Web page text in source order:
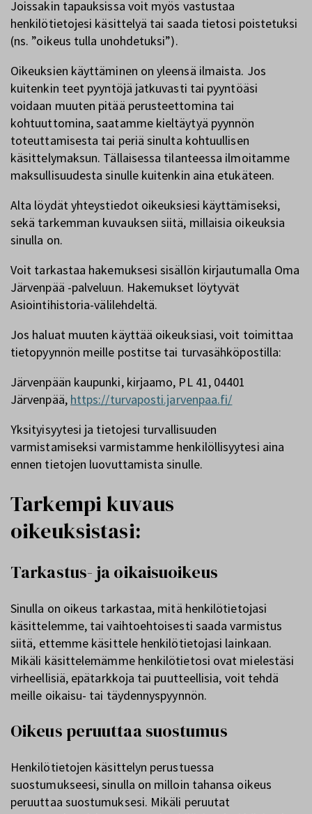
Joissakin tapauksissa voit myös vastustaa
henkilötietojesi käsittelyä tai saada tietosi poistetuksi
(ns. ”oikeus tulla unohdetuksi”).
Oikeuksien käyttäminen on yleensä ilmaista. Jos
kuitenkin teet pyyntöjä jatkuvasti tai pyyntöäsi
voidaan muuten pitää perusteettomina tai
kohtuuttomina, saatamme kieltäytyä pyynnön
toteuttamisesta tai periä sinulta kohtuullisen
käsittelymaksun. Tällaisessa tilanteessa ilmoitamme
maksullisuudesta sinulle kuitenkin aina etukäteen.
Alta löydät yhteystiedot oikeuksiesi käyttämiseksi,
sekä tarkemman kuvauksen siitä, millaisia oikeuksia
sinulla on.
Voit tarkastaa hakemuksesi sisällön kirjautumalla Oma
Järvenpää -palveluun. Hakemukset löytyvät
Asiointihistoria-välilehdeltä.
Jos haluat muuten käyttää oikeuksiasi, voit toimittaa
tietopyynnön meille postitse tai turvasähköpostilla:
Järvenpään kaupunki, kirjaamo, PL 41, 04401
Järvenpää, https://turvaposti.jarvenpaa.fi/
Yksityisyytesi ja tietojesi turvallisuuden
varmistamiseksi varmistamme henkilöllisyytesi aina
ennen tietojen luovuttamista sinulle.
Tarkempi kuvaus
oikeuksistasi:
Tarkastus- ja oikaisuoikeus
Sinulla on oikeus tarkastaa, mitä henkilötietojasi
käsittelemme, tai vaihtoehtoisesti saada varmistus
siitä, ettemme käsittele henkilötietojasi lainkaan.
Mikäli käsittelemämme henkilötietosi ovat mielestäsi
virheellisiä, epätarkkoja tai puutteellisia, voit tehdä
meille oikaisu- tai täydennyspyynnön.
Oikeus peruuttaa suostumus
Henkilötietojen käsittelyn perustuessa
suostumukseesi, sinulla on milloin tahansa oikeus
peruuttaa suostumuksesi. Mikäli peruutat